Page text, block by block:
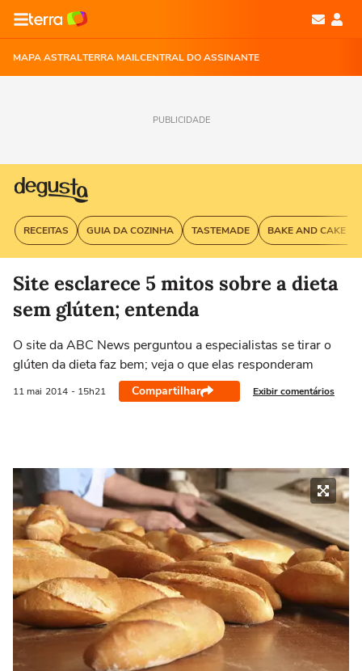
MAPA ASTRALTERRA MAILCENTRAL DO ASSINANTE
PUBLICIDADE
RECEITAS GUIA DA COZINHA TASTEMADE BAKE AND CAKE
Site esclarece 5 mitos sobre a dieta
sem glúten; entenda
O site da ABC News perguntou a especialistas se tirar o
glúten da dieta faz bem; veja o que elas responderam
11 mai 2014 - 15h21 Compartilhar Exibir comentários